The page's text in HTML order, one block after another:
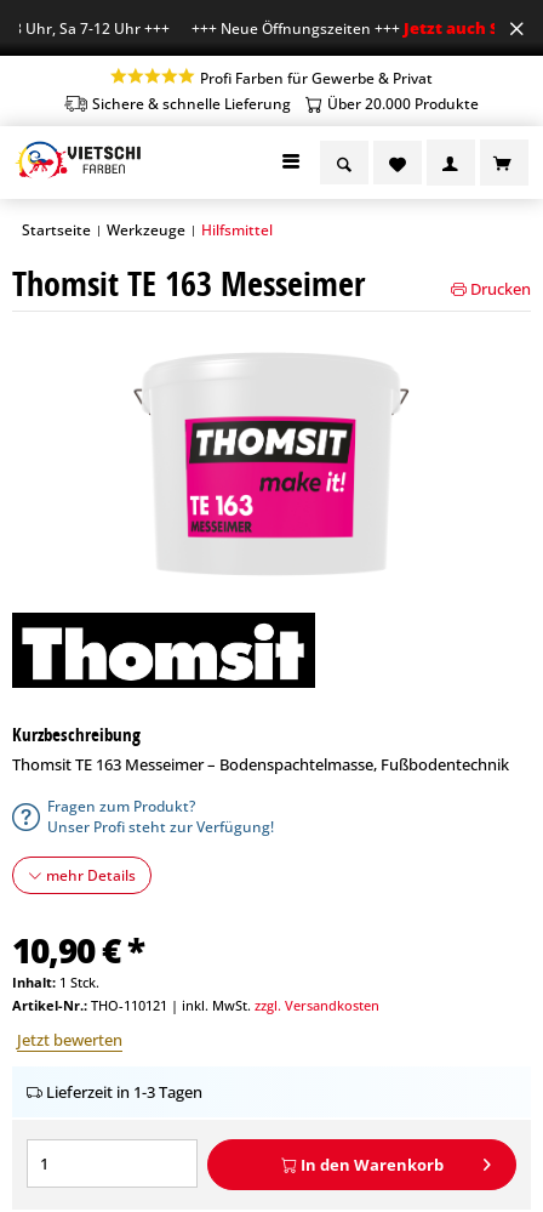
Uhr, Sa 7-12 Uhr +++ +++ Neue Öffnungszeiten +++Jetzt auch Sa
Profi Farben für Gewerbe & Privat
Sichere & schnelle Lieferung
Über 20.000 Produkte
Startseite | Werkzeuge | Hilfsmittel
Thomsit TE 163 Messeimer Drucken
Kurzbeschreibung
Thomsit TE 163 Messeimer – Bodenspachtelmasse, Fußbodentechnik
Fragen zum Produkt?
Unser Profi steht zur Verfügung!
mehr Details
10,90 € *
Inhalt: 1 Stck.
Artikel-Nr.: THO-110121 | inkl. MwSt. zzgl. Versandkosten
Jetzt bewerten
Lieferzeit in 1-3 Tagen
In den Warenkorb